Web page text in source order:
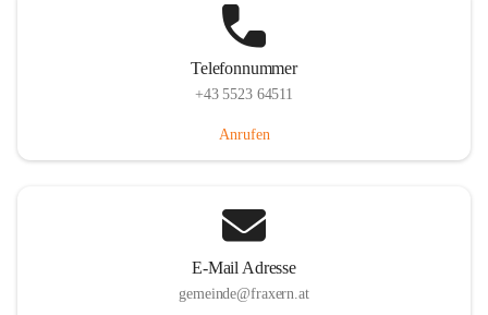
Telefonnummer
+43 5523 64511
Anrufen
E-Mail Adresse
gemeinde@fraxern.at